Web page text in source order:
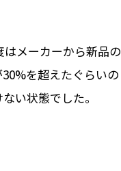
メーカーから新品
を超えたぐらい
い状態でした。